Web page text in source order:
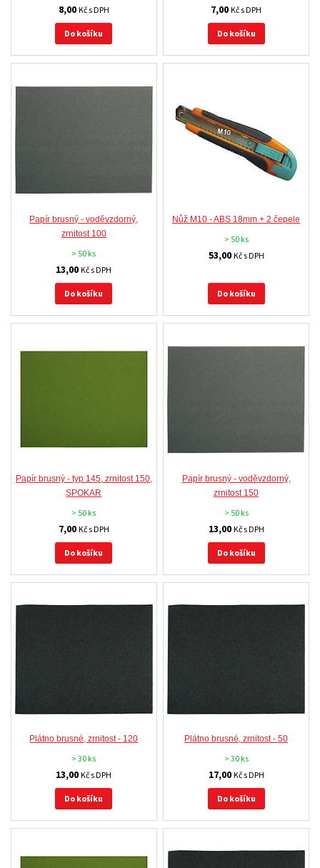
8,00 Kč s DPH
Do košíku
7,00Kč s DPH
Do košíku
Papír brusný - voděvzdorný,
zrnitost 100
> 50 ks
13,00Kč s DPH
Do košíku
Nůž M10 - ABS 18mm + 2 čepele
> 50 ks
53,00 Kč s DPH
Do košíku
Papír brusný - typ 145, zrnitost 150,
SPOKAR
> 50 ks
7,00 Kč s DPH
Do košíku
Papír brusný - voděvzdorný,
zrnitost 150
> 50 ks
13,00 Kč s DPH
Do košíku
Plátno brusné, zrnitost - 120
> 30 ks
13,00Kč s DPH
Do košíku
Plátno brusné, zrnitost - 50
> 30 ks
17,00 Kč s DPH
Do košíku